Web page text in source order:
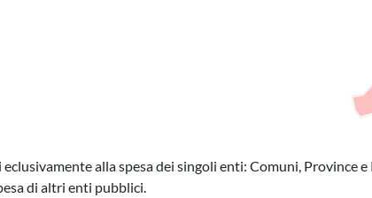
alla spesa dei singoli enti: Comuni, Province e
di altri enti pubblici.